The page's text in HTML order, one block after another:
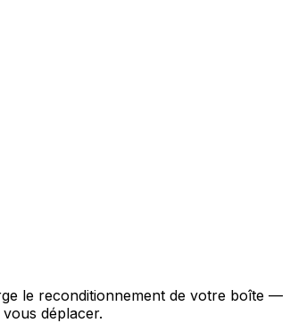
le reconditionnement de votre boîte —
déplacer.